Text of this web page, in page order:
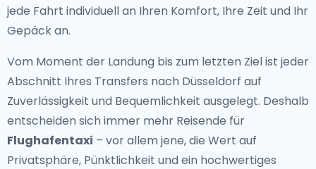
jede Fahrt individuell an Ihren Komfort, Ihre Zeit und Ihr
Gepäck an.
Vom Moment der Landung bis zum letzten Ziel ist jeder
Abschnitt Ihres Transfers nach Düsseldorf auf
Zuverlässigkeit und Bequemlichkeit ausgelegt. Deshalb
entscheiden sich immer mehr Reisende für
Flughafentaxi – vor allem jene, die Wert auf
Privatsphäre, Pünktlichkeit und ein hochwertiges